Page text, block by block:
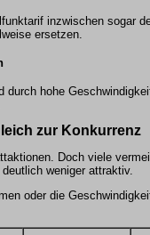
inzwischen sogar
ersetzen.
durch hohe
zur Konkurrenz
Doch viele
weniger attraktiv.
oder die